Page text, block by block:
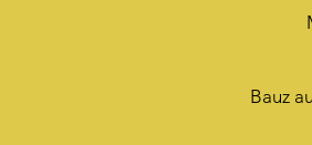
Bauz